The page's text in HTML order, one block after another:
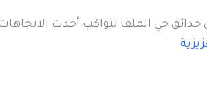
حي الملقا لتواكب أحدث